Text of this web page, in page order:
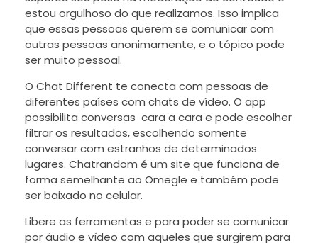
estou orgulhoso do que realizamos. Isso implica
que essas pessoas querem se comunicar com
outras pessoas anonimamente, e o tópico pode
ser muito pessoal.
O Chat Different te conecta com pessoas de
diferentes países com chats de vídeo. O app
possibilita conversas cara a cara e pode escolher
filtrar os resultados, escolhendo somente
conversar com estranhos de determinados
lugares. Chatrandom é um site que funciona de
forma semelhante ao Omegle e também pode
ser baixado no celular.
Libere as ferramentas e para poder se comunicar
por áudio e vídeo com aqueles que surgirem para